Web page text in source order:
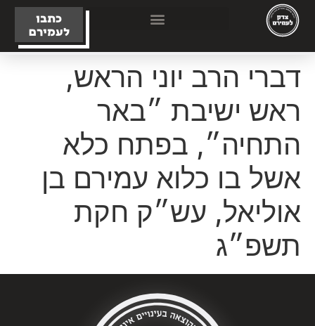
כתבו
לעמירם
דברי הרב יוני הראש,
ראש ישיבת ״באר
התחיה״, בפתח כלא
אשל בו כלוא עמירם בן
אוליאל, עש״ק חקת
תשפ״ג